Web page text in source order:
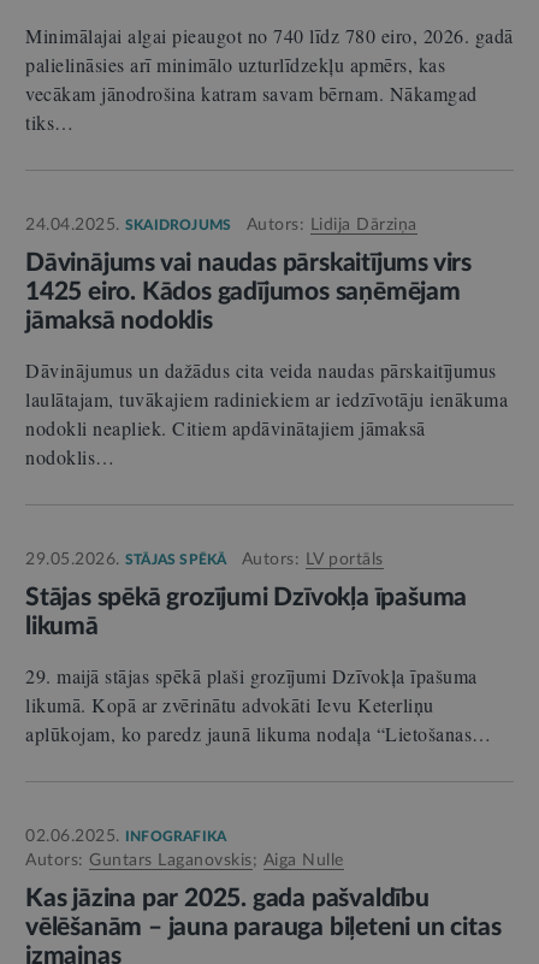
Minimālajai algai pieaugot no 740 līdz 780 eiro, 2026. gadā
palielināsies arī minimālo uzturlīdzekļu apmērs, kas
vecākam jānodrošina katram savam bērnam. Nākamgad
tiks…
24.04.2025. SKAIDROJUMS Autors: Lidija Dārziņa
Dāvinājums vai naudas pārskaitījums virs
1425 eiro. Kādos gadījumos saņēmējam
jāmaksā nodoklis
Dāvinājumus un dažādus cita veida naudas pārskaitījumus
laulātajam, tuvākajiem radiniekiem ar iedzīvotāju ienākuma
nodokli neapliek. Citiem apdāvinātajiem jāmaksā
nodoklis…
29.05.2026. STĀJAS SPĒKĀ Autors: LV portāls
Stājas spēkā grozījumi Dzīvokļa īpašuma
likumā
29. maijā stājas spēkā plaši grozījumi Dzīvokļa īpašuma
likumā. Kopā ar zvērinātu advokāti Ievu Keterliņu
aplūkojam, ko paredz jaunā likuma nodaļa “Lietošanas…
02.06.2025. INFOGRAFIKA
Autors: Guntars Laganovskis; Aiga Nulle
Kas jāzina par 2025. gada pašvaldību
vēlēšanām – jauna parauga biļeteni un citas
izmaiņas